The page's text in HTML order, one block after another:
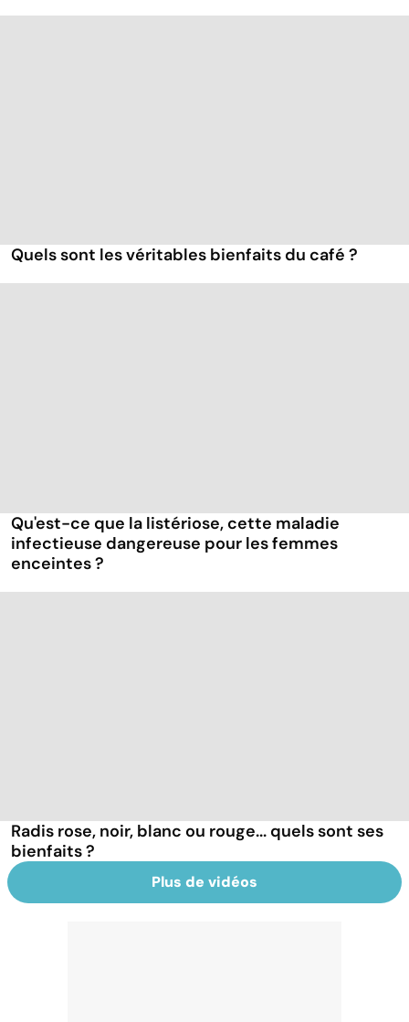
Quels sont les véritables bienfaits du café ?
Qu'est-ce que la listériose, cette maladie
infectieuse dangereuse pour les femmes
enceintes ?
Radis rose, noir, blanc ou rouge... quels sont ses
bienfaits ?
Plus de vidéos